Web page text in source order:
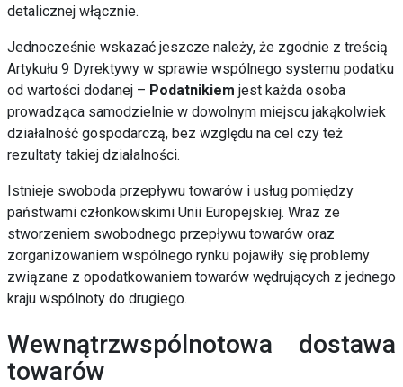
detalicznej włącznie.
Jednocześnie wskazać jeszcze należy, że zgodnie z treścią
Artykułu 9 Dyrektywy w sprawie wspólnego systemu podatku
od wartości dodanej – Podatnikiem jest każda osoba
prowadząca samodzielnie w dowolnym miejscu jakąkolwiek
działalność gospodarczą, bez względu na cel czy też
rezultaty takiej działalności.
Istnieje swoboda przepływu towarów i usług pomiędzy
państwami członkowskimi Unii Europejskiej. Wraz ze
stworzeniem swobodnego przepływu towarów oraz
zorganizowaniem wspólnego rynku pojawiły się problemy
związane z opodatkowaniem towarów wędrujących z jednego
kraju wspólnoty do drugiego.
Wewnątrzwspólnotowa dostawa
towarów